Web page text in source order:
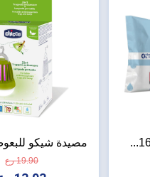
مصيدة شيكو
19.90 رع